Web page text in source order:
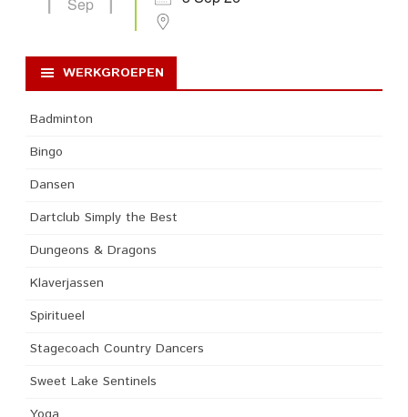
WERKGROEPEN
Badminton
Bingo
Dansen
Dartclub Simply the Best
Dungeons & Dragons
Klaverjassen
Spiritueel
Stagecoach Country Dancers
Sweet Lake Sentinels